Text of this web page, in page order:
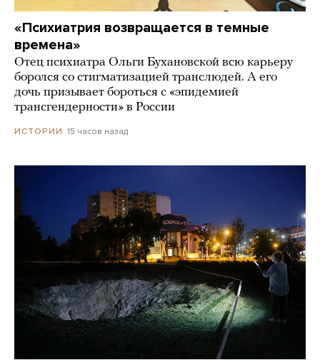
«Психиатрия возвращается в темные
времена»
Отец психиатра Ольги Бухановской всю карьеру
боролся со стигматизацией транслюдей. А его
дочь призывает бороться с «эпидемией
трансгендерности» в России
ИСТОРИИ 15 часов назад